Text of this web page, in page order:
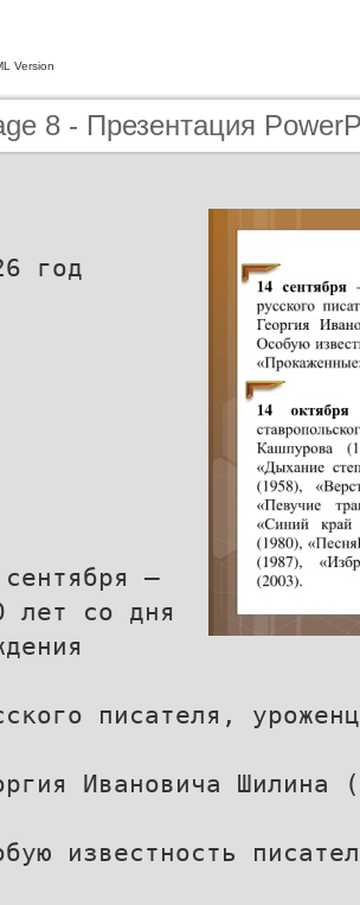
Version
8 - Презентация
год
–
лет со дня
писателя,
Ивановича Шилина
известность